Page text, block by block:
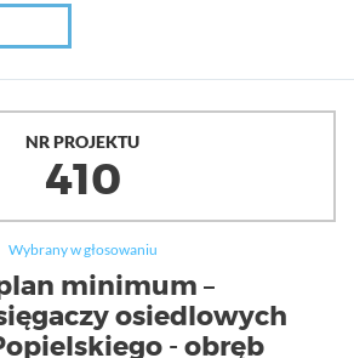
NR PROJEKTU
410
Wybrany w głosowaniu
minimum –
osiedlowych
- obręb